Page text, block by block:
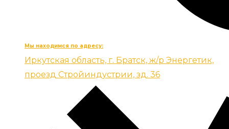
Мы находимся по адресу:
Иркутская область, г. Братск, ж/р Энергетик,
проезд Стройиндустрии, зд. 36